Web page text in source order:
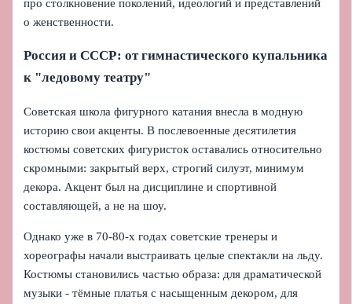
про столкновение поколений, идеологий и представлений
о женственности.
Россия и СССР: от гимнастического купальника
к "ледовому театру"
Советская школа фигурного катания внесла в модную
историю свои акценты. В послевоенные десятилетия
костюмы советских фигуристок оставались относительно
скромными: закрытый верх, строгий силуэт, минимум
декора. Акцент был на дисциплине и спортивной
составляющей, а не на шоу.
Однако уже в 70-80-х годах советские тренеры и
хореографы начали выстраивать целые спектакли на льду.
Костюмы становились частью образа: для драматической
музыки - тёмные платья с насыщенным декором, для